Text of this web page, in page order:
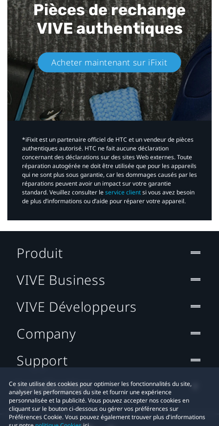
Pièces de rechange
VIVE authentiques​
Acheter maintenant sur iFixit​
*iFixit est un partenaire officiel de HTC et un vendeur de pièces
authentiques autorisé. HTC ne fait aucune déclaration
concernant des déclarations sur des sites Web externes. Toute
réparation autogérée ne doit être utilisée que pour les appareils
qui ne sont plus sous garantie, car les dommages causés par les
réparations peuvent avoir un impact sur votre garantie
standard. Veuillez consulter leservice clientsi vous avez besoin
de plus d’informations ou d’aide pour réparer votre appareil.​
Ce site utilise des cookies pour optimiser les fonctionnalités du site,
analyser les performances du site et fournir une expérience
personnalisée et la publicité. Vous pouvez accepter nos cookies en
cliquant sur le bouton ci-dessous ou gérer vos préférences sur
Préférences Cookie. Vous pouvez également trouver plus d'informations
Produit
VIVE Business
VIVE Développeurs
Company
Support
Localisation